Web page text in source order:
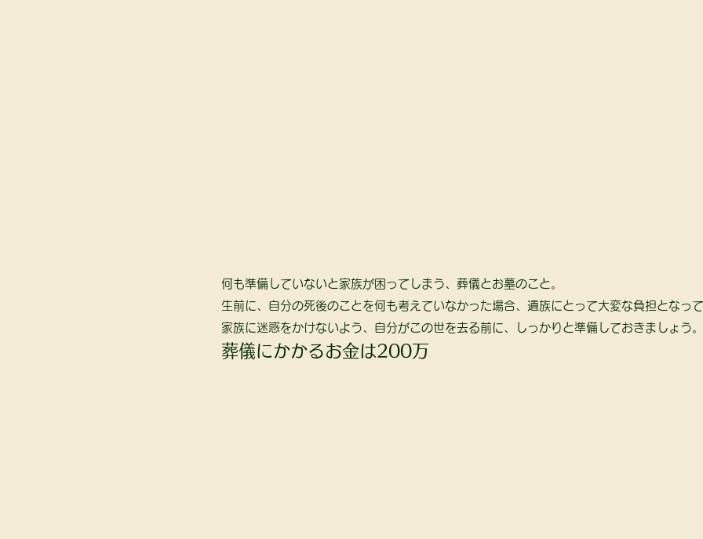
何も準備していないと家族が困ってしまう、葬儀とお墓のこと。
生前に、自分の死後のことを何も考えていなかった場合、遺族にとって大変な負担となっ
家族に迷惑をかけないよう、自分がこの世を去る前に、しっかりと準備しておきましょう
葬儀にかかるお金は200万